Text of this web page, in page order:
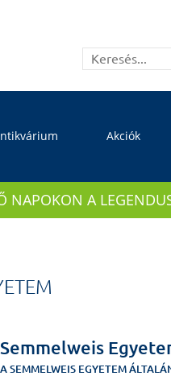
Akciók
NAPOKON A
Semmelweis
A SEMMELWEIS EGYETEM